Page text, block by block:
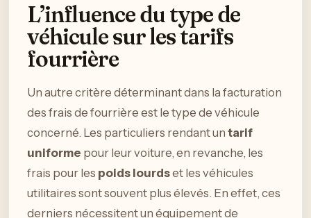
L’influence du type de
véhicule sur les tarifs
fourrière
Un autre critère déterminant dans la facturation
des frais de fourrière est le type de véhicule
concerné. Les particuliers rendant un tarif
uniforme pour leur voiture, en revanche, les
frais pour les poids lourdset les véhicules
utilitaires sont souvent plus élevés. En effet, ces
derniers nécessitent un équipement de